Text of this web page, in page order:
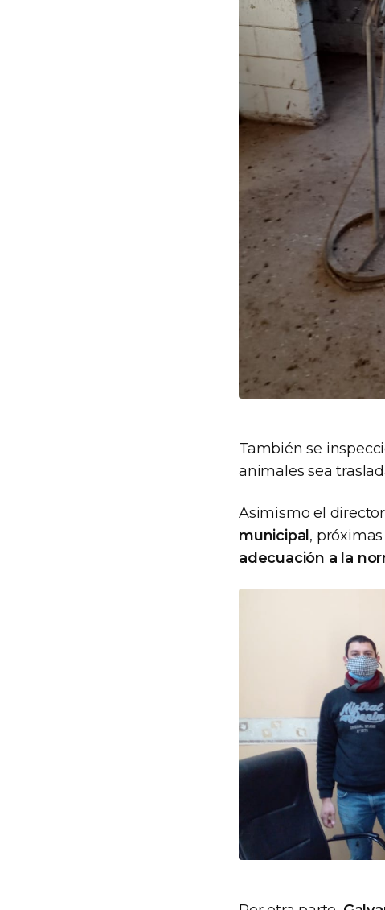
También se
animales sea
Asimismo el
municipal ,
adecuación a la